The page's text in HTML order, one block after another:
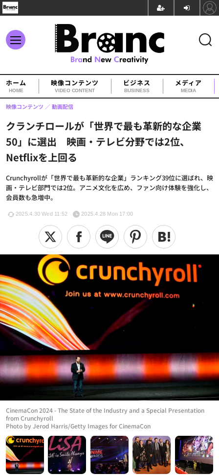
ホーム
HOME
映像コンテンツ
VIDEO CONTENT
ビジネス
BUSINESS
メディア
MEDIA
クランチロールが「世界で最も革新的な企業
50」に選出 映画・テレビ分野では2位、
Netflixを上回る
Crunchyrollが「世界で最も革新的な企業」ランキング39位に選ばれ、映
画・テレビ部門では2位。アニメ文化を広め、ファン向け体験を強化し、
会員数も急増中。
映像コンテンツ 動画配信
2025.4.30 Wed 11:52 2025.4.28 Mon 17:00
Photo by Jerod Harris/Getty Images for CinemaCon
CinemaCon 2024 - The State of the Industry and a Special Presentation
from Crunchyroll